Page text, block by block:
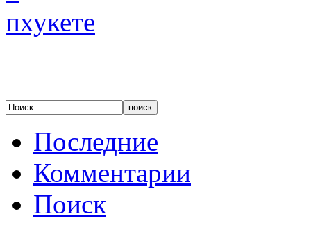
Последние
Комментарии
Поиск